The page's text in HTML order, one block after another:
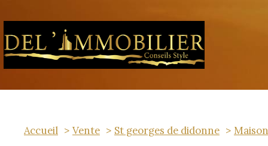
Accueil Vente St georges de didonne Maison